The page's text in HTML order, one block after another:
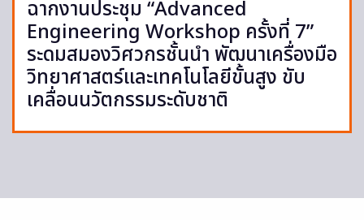
ฉากงานประชุม “Advanced
Engineering Workshop ครั้งที่ 7”
ระดมสมองวิศวกรชั้นนำ พัฒนาเครื่องมือ
วิทยาศาสตร์และเทคโนโลยีขั้นสูง ขับ
เคลื่อนนวัตกรรมระดับชาติ